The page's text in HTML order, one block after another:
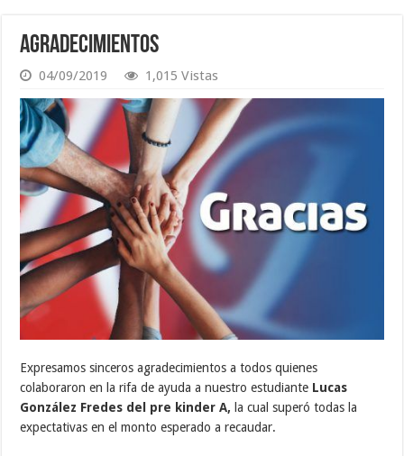
Agradecimientos
04/09/2019 1,015 Vistas
Expresamos sinceros agradecimientos a todos quienes
colaboraron en la rifa de ayuda a nuestro estudiante Lucas
González Fredes del pre kinder A, la cual superó todas la
expectativas en el monto esperado a recaudar.